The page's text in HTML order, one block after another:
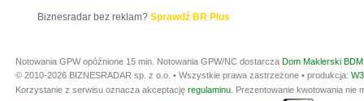
Biznesradar bez reklam? Sprawdź BR Plus
Notowania GPW opóźnione 15 min. Notowania GPW/NC dostarcza Dom Maklerski
© 2010-2026 BIZNESRADAR sp. z o.o. • Wszystkie prawa zastrzeżone • produkcja:
Korzystanie z serwisu oznacza akceptację regulaminu . Prezentowanie kwotowania